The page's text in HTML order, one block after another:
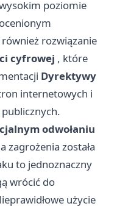
poziomie
rozwiązanie
cyfrowej , które
Dyrektywy
internetowych i
odwołaniu
zagrożenia została
to jednoznaczny
wrócić do
użycie